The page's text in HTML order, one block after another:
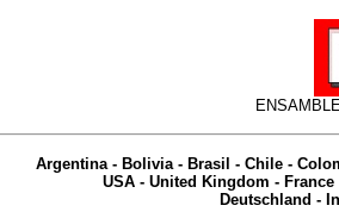
Argentina- Bolivia- Brasil - Chile-
USA- United Kingdom - France
Deutschland -